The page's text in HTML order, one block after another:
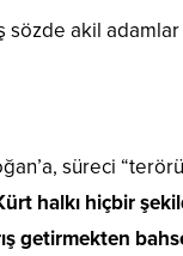
akil
süreci
halkı hiçbir